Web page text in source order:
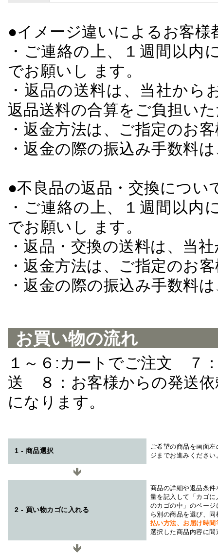
●イメージ違いによるお客
・ご連絡の上、１週間以
でお願いし ます。
・返品の送料は、当社か
返品送料の合算をご負担い
・返金方法は、ご指定のお
・返金の際の振込み手数料
●不良品の返品・交換につい
・ご連絡の上、１週間以
でお願いし ます。
・返品・交換の送料は、当
・返金方法は、ご指定のお
・返金の際の振込み手数料
お買い物の流れ
１～６:カートでご注文 ７
送 ８：お客様からの発送
になります。
1 - 商品選択
ご希望の商品を画面
ジまでお進みください
2 - 買い物カゴに入れる
商品の詳細や返品条
量を記入して「カゴ
のカゴの中」のペー
ら別の商品を選び、
払い方法、お届け時
選択した商品内容に